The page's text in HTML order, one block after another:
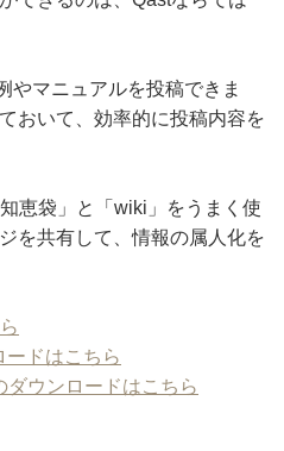
やマニュアルを投稿できま
おいて、効率的に投稿内容を
恵袋」と「wiki」をうまく使
を共有して、情報の属人化を
ドはこちら
ウンロードはこちら